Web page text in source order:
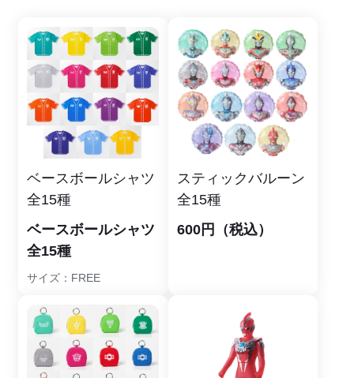
ベースボールシャツ
全15種
ベースボールシャツ
全15種
サイズ：FREE
スティックバルーン
全15種
600円（税込）